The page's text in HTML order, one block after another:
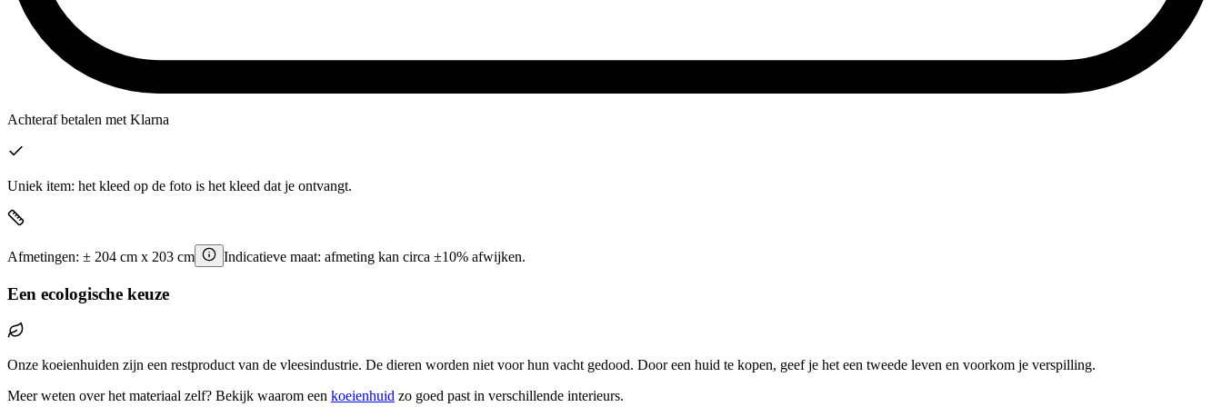
Achteraf betalen met Klarna
Uniek item: het kleed op de foto is het kleed dat je ontvangt.
Afmetingen: ± 204 cm x 203 cm Indicatieve maat: afmeting kan circa ±10% afwijken.
Een ecologische keuze
Onze koeienhuiden zijn een restproduct van de vleesindustrie. De dieren worden niet voor hun vacht gedood. Door een huid te kopen, geef je het een tweede leven en voorkom je verspilling.
Meer weten over het materiaal zelf? Bekijk waarom een koeienhuid zo goed past in verschillende interieurs.